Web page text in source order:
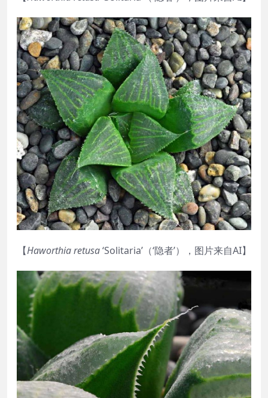
【Haworthia retusa‘Solitaria’（‘隐者’），图片来自AI】